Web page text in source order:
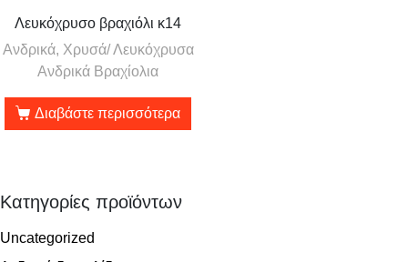
Λευκόχρυσο βραχιόλι κ14
Ανδρικά, Χρυσά/ Λευκόχρυσα
Ανδρικά Βραχίολια
Διαβάστε περισσότερα
Κατηγορίες προϊόντων
Uncategorized